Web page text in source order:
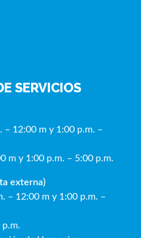
SERVICIOS
– 12:00 m y 1:00 p.m. –
m y 1:00 p.m. – 5:00 p.m.
externa)
– 12:00 m y 1:00 p.m. –
p.m.